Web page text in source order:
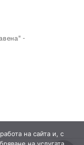
-
на сайта и, с